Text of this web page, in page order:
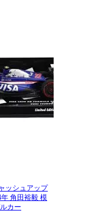
ッシュアップ
角田裕毅 模
カー